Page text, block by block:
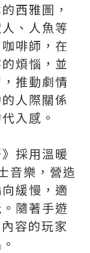
西雅圖，
、人魚等
啡師，在
煩惱，並
推動劇情
人際關係
入感。
採用溫暖
音樂，營造
緩慢，適
隨著手遊
容的玩家